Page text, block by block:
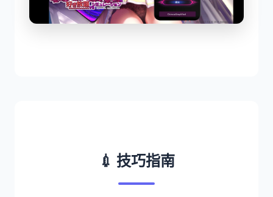
💉 技巧指南